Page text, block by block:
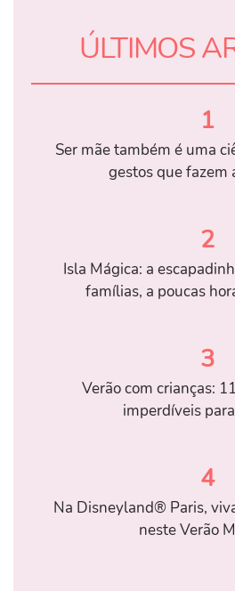
ÚLTIMOS
1
Ser mãe também é uma
gestos que fazem
2
Isla Mágica: a
famílias, a poucas
3
Verão com crianças:
imperdíveis
4
Na Disneyland® Paris,
neste Verão